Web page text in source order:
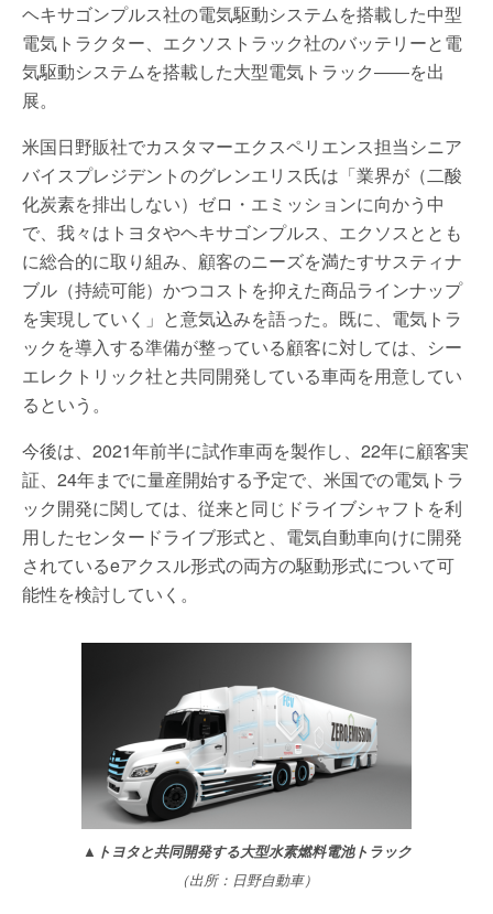
ヘキサゴンプルス社の電気駆動システムを搭載した中型
電気トラクター、エクソストラック社のバッテリーと電
気駆動システムを搭載した大型電気トラック――を出
展。
米国日野販社でカスタマーエクスペリエンス担当シニア
バイスプレジデントのグレンエリス氏は「業界が（二酸
化炭素を排出しない）ゼロ・エミッションに向かう中
で、我々はトヨタやヘキサゴンプルス、エクソスととも
に総合的に取り組み、顧客のニーズを満たすサスティナ
ブル（持続可能）かつコストを抑えた商品ラインナップ
を実現していく」と意気込みを語った。既に、電気トラ
ックを導入する準備が整っている顧客に対しては、シー
エレクトリック社と共同開発している車両を用意してい
るという。
今後は、2021年前半に試作車両を製作し、22年に顧客実
証、24年までに量産開始する予定で、米国での電気トラ
ック開発に関しては、従来と同じドライブシャフトを利
用したセンタードライブ形式と、電気自動車向けに開発
されているeアクスル形式の両方の駆動形式について可
能性を検討していく。
▲トヨタと共同開発する大型水素燃料電池トラック
（出所：日野自動車）